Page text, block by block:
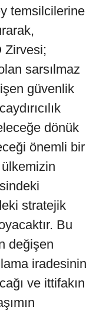
temsilcilerine
Zirvesi;
sarsılmaz
güvenlik
dönük
önemli bir
ülkemizin
stratejik
Bu
değişen
iradesinin
ve ittifakın